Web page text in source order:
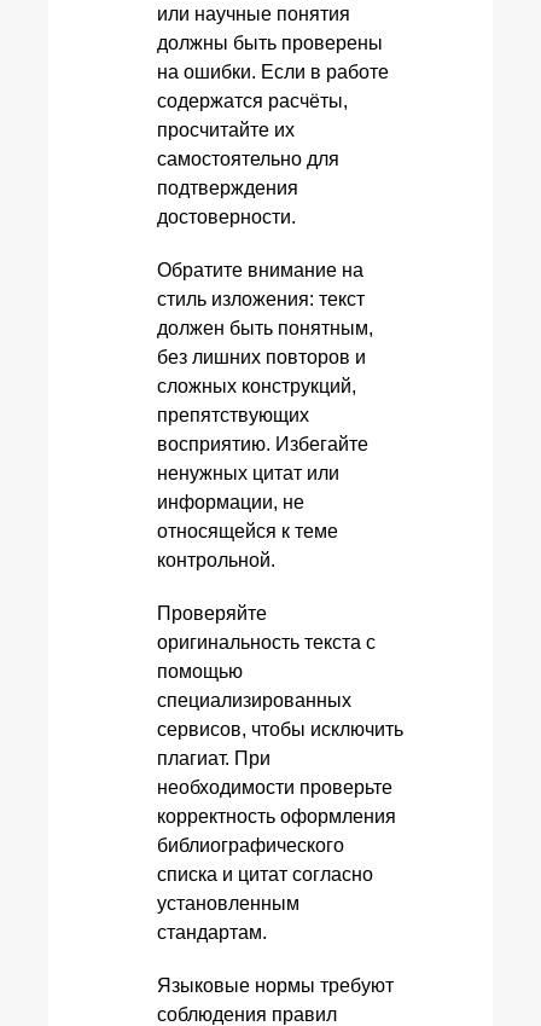
или научные понятия
должны быть проверены
на ошибки. Если в работе
содержатся расчёты,
просчитайте их
самостоятельно для
подтверждения
достоверности.
Обратите внимание на
стиль изложения: текст
должен быть понятным,
без лишних повторов и
сложных конструкций,
препятствующих
восприятию. Избегайте
ненужных цитат или
информации, не
относящейся к теме
контрольной.
Проверяйте
оригинальность текста с
помощью
специализированных
сервисов, чтобы исключить
плагиат. При
необходимости проверьте
корректность оформления
библиографического
списка и цитат согласно
установленным
стандартам.
Языковые нормы требуют
соблюдения правил